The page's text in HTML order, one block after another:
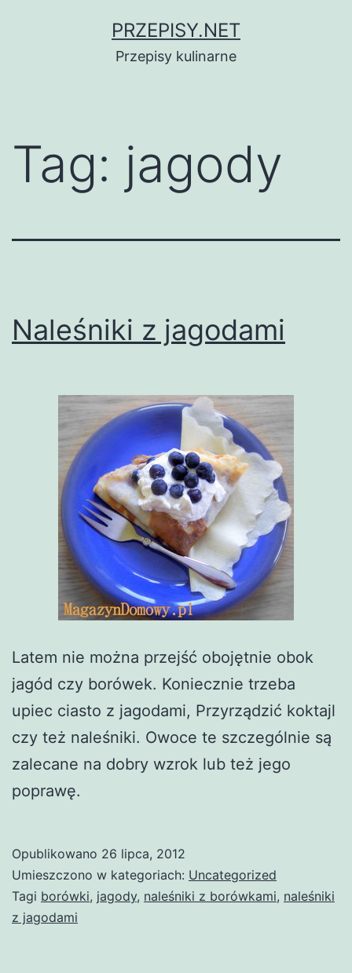
PRZEPISY.NET
Przepisy kulinarne
Tag: jagody
Naleśniki z jagodami
Latem nie można przejść obojętnie obok
jagód czy borówek. Koniecznie trzeba
upiec ciasto z jagodami, Przyrządzić koktajl
czy też naleśniki. Owoce te szczególnie są
zalecane na dobry wzrok lub też jego
poprawę.
Opublikowano 26 lipca, 2012
Umieszczono w kategoriach: Uncategorized
Tagi borówki, jagody, naleśniki z borówkami, naleśniki
z jagodami